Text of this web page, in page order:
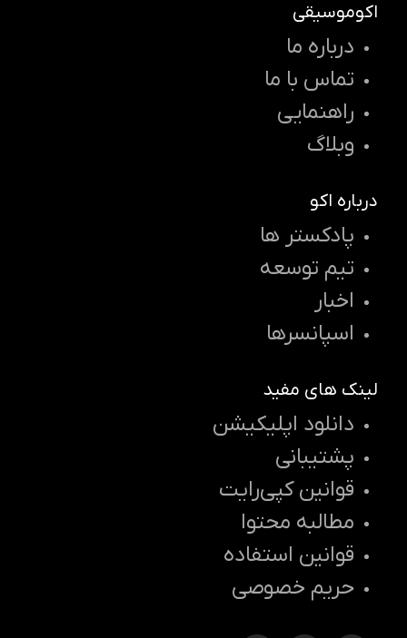
اکوموسیقی
درباره ما
تماس با ما
راهنمایی
وبلاگ
درباره اکو
پادکستر ها
تیم توسعه
اخبار
اسپانسرها
لینک های مفید
دانلود اپلیکیشن
پشتیبانی
قوانین کپی‌رایت
مطالبه محتوا
قوانین استفاده
حریم خصوصی